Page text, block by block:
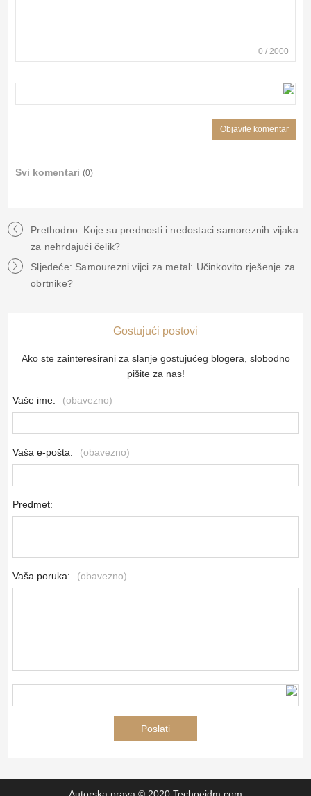
0 /2000
Svi komentari (0)
Prethodno: Koje su prednosti i nedostaci samoreznih vijaka
za nehrđajući čelik?
Sljedeće: Samourezni vijci za metal: Učinkovito rješenje za
obrtnike?
Gostujući postovi
Ako ste zainteresirani za slanje gostujućeg blogera, slobodno
pišite za nas!
Vaše ime: (obavezno)
Vaša e-pošta: (obavezno)
Predmet:
Vaša poruka: (obavezno)